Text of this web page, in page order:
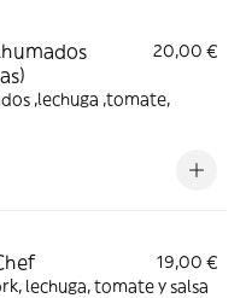
20,00 €
,lechuga ,tomate,
19,00 €
lechuga, tomate y salsa